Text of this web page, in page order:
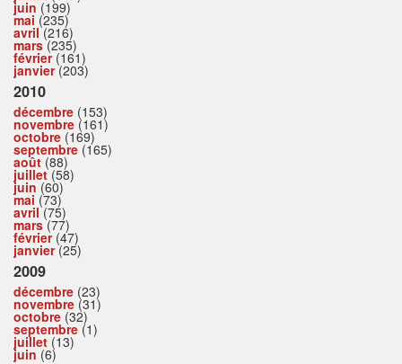
juin (199)
mai (235)
avril(216)
mars(235)
février(161)
janvier(203)
2010
décembre (153)
novembre (161)
octobre (169)
septembre (165)
août (88)
juillet(58)
juin (60)
mai (73)
avril(75)
mars(77)
février(47)
janvier(25)
2009
décembre (23)
novembre (31)
octobre (32)
septembre (1)
juillet (13)
juin (6)